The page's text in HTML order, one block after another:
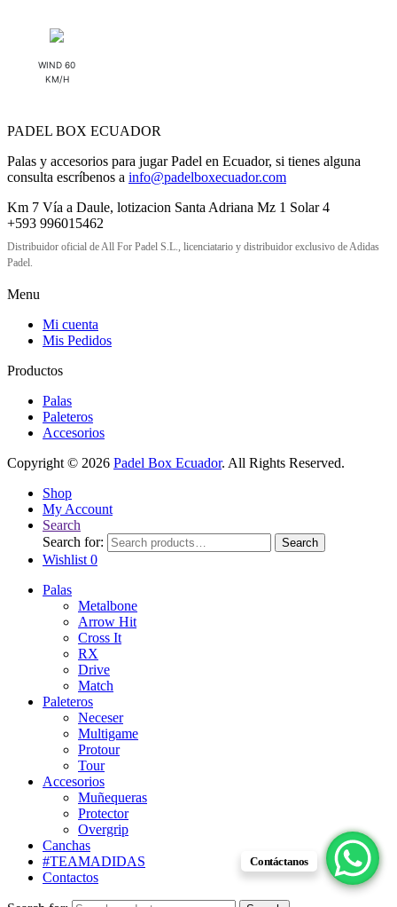
WIND 60
KM/H
PADEL BOX ECUADOR
Palas y accesorios para jugar Padel en Ecuador, si tienes alguna
consulta escríbenos a info@padelboxecuador.com
Km 7 Vía a Daule, lotizacion Santa Adriana Mz 1 Solar 4
+593 996015462
Distribuidor oficial de All For Padel S.L., licenciatario y distribuidor exclusivo de Adidas
Padel.
Menu
Mi cuenta
Mis Pedidos
Productos
Palas
Paleteros
Accesorios
Copyright © 2026 Padel Box Ecuador. All Rights Reserved.
Shop
My Account
Search
Search for:
Search
Wishlist 0
Palas
Metalbone
Arrow Hit
Cross It
RX
Drive
Match
Paleteros
Neceser
Multigame
Protour
Tour
Accesorios
Muñequeras
Protector
Overgrip
Canchas
#TEAMADIDAS
Contactos
Contáctanos